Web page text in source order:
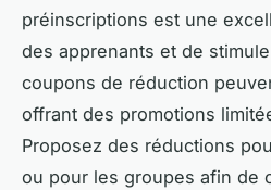
préinscriptions est une
des apprenants et de
coupons de réduction
offrant des promotions
Proposez des réductions
ou pour les groupes afin de